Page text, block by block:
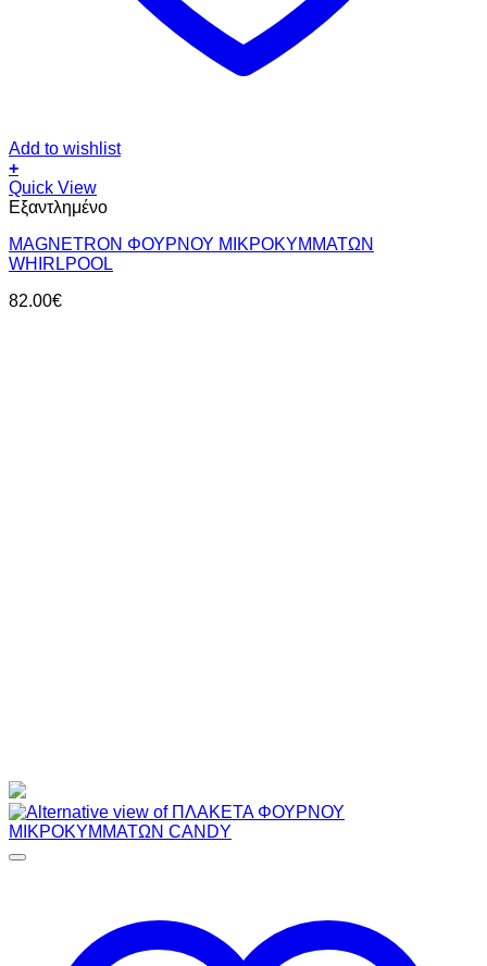
Add to wishlist
+
Quick View
Εξαντλημένο
MAGNETRON ΦΟΥΡΝΟΥ ΜΙΚΡΟΚΥΜΜΑΤΩΝ
WHIRLPOOL
82.00€